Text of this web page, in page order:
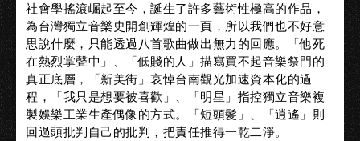
社會學搖滾崛起至今，誕生了許多藝術性極高的作品，
為台灣獨立音樂史開創輝煌的一頁，所以我們也不好意
思說什麼，只能透過八首歌曲做出無力的回應。「他死
在熱烈掌聲中」、「低賤的人」描寫買不起音樂祭門的
真正底層，「新美街」哀悼台南觀光加速資本化的過
程，「我只是想要被喜歡」、「明星」指控獨立音樂複
製娛樂工業生產偶像的方式。「短頭髮」、「逍遙」則
回過頭批判自己的批判，把責任推得一乾二淨。